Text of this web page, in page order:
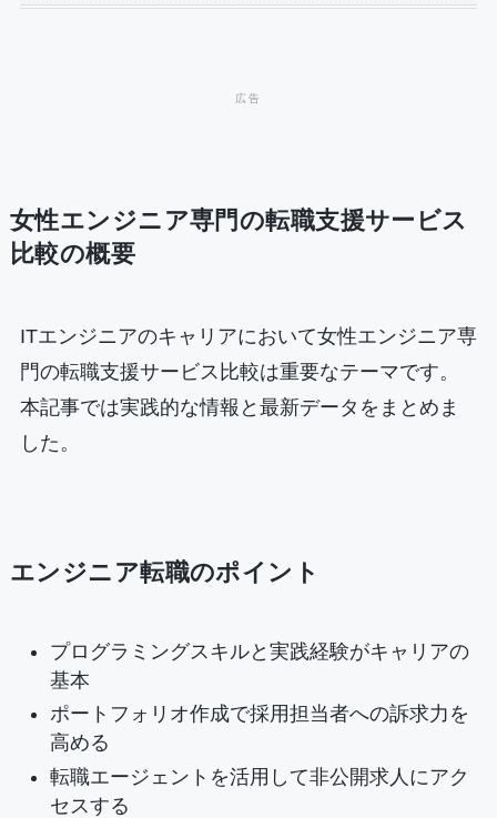
女性エンジニア専門の転職支援サービス
比較の概要
ITエンジニアのキャリアにおいて女性エンジニア専
門の転職支援サービス比較は重要なテーマです。
本記事では実践的な情報と最新データをまとめま
した。
エンジニア転職のポイント
プログラミングスキルと実践経験がキャリアの
基本
ポートフォリオ作成で採用担当者への訴求力を
高める
転職エージェントを活用して非公開求人にアク
セスする